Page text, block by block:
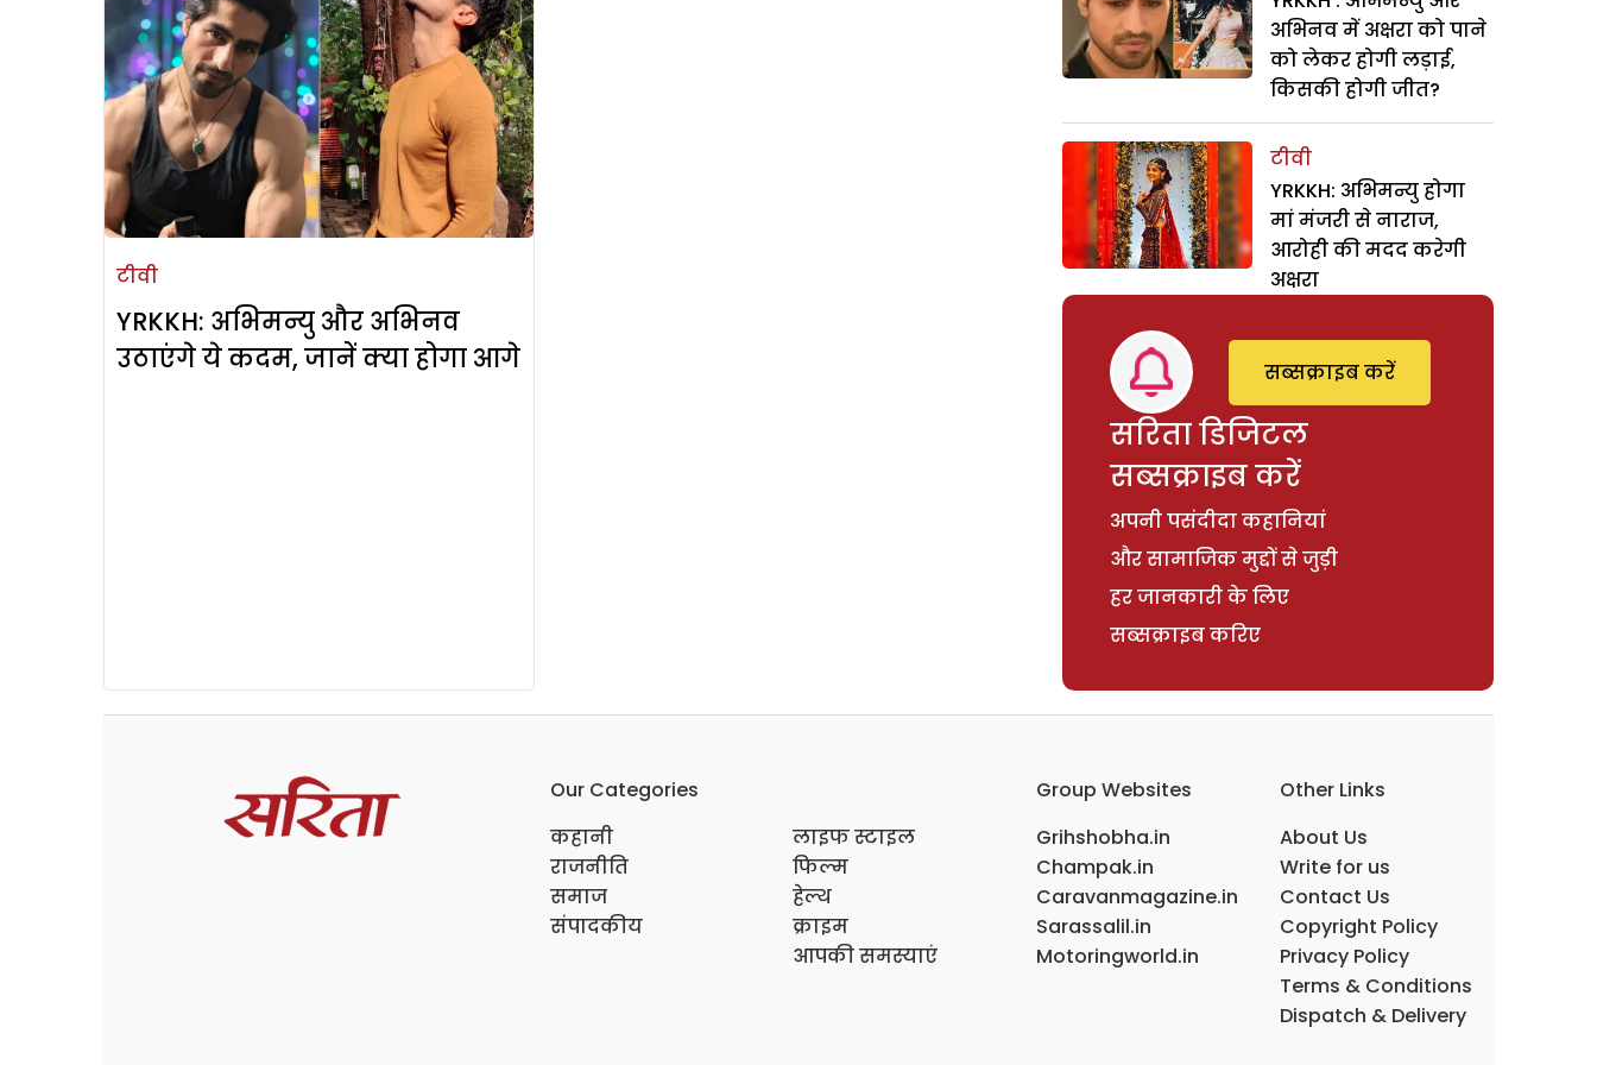
टीवी
YRKKH: अभिमन्यु और अभिनव
उठाएंगे ये कदम, जानें क्या होगा आगे
अभिनव में अक्षरा को पाने
को लेकर होगी लड़ाई,
किसकी होगी जीत?
टीवी
YRKKH: अभिमन्यु होगा
मां मंजरी से नाराज,
आरोही की मदद करेगी
अक्षरा
सरिता डिजिटल
सब्सक्राइब करें
अपनी पसंदीदा कहानियां
और सामाजिक मुद्दों से जुड़ी
हर जानकारी के लिए
सब्सक्राइब करिए
सब्सक्राइब करें
Our Categories
कहानी
राजनीति
समाज
संपादकीय
लाइफ स्टाइल
फिल्म
हेल्थ
क्राइम
आपकी समस्याएं
Group Websites
Grihshobha.in
Champak.in
Caravanmagazine.in
Sarassalil.in
Motoringworld.in
Other Links
About Us
Write for us
Contact Us
Copyright Policy
Privacy Policy
Terms & Conditions
Dispatch & Delivery